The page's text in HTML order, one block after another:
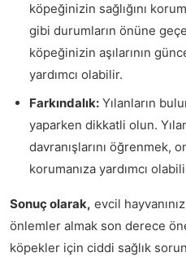
köpeğinizin sağlığını
gibi durumların önüne
köpeğinizin aşılarının
yardımcı olabilir.
Farkındalık: Yılanların
yaparken dikkatli olun.
davranışlarını öğrenmek,
korumanıza yardımcı
Sonuç olarak, evcil
önlemler almak son derece
köpekler için ciddi sağlık